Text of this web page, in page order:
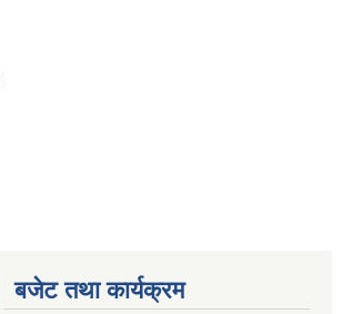
बजेट तथा कार्यक्रम